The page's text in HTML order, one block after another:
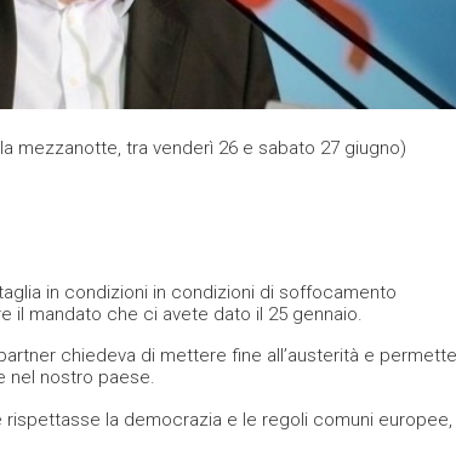
mezzanotte, tra venderì 26 e sabato 27 giugno)
in condizioni in condizioni di soffocamento
mandato che ci avete dato il 25 gennaio.
chiedeva di mettere fine all’austerità e
nel nostro paese.
la democrazia e le regoli comuni europee,